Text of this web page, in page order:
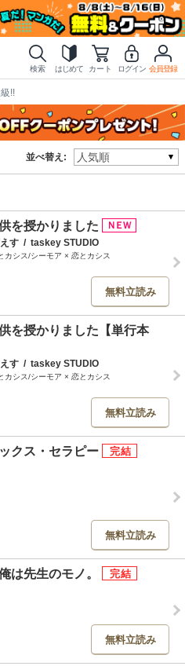
検索 はじめて カート ログイン 会員登録
!!
並べ替え:
を授かりました
す / taskey STUDIO
カシス/シーモア × 恋とカシス
無料立読み
を授かりました【単行本
す / taskey STUDIO
カシス/シーモア × 恋とカシス
無料立読み
クス・セラピー
無料立読み
は先生のモノ。
無料立読み